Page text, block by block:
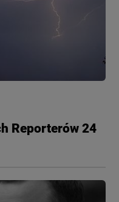
Reporterów 24